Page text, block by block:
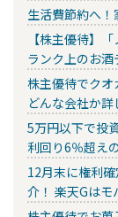
生活費節約へ
【株主優待】
ランク上のお酒
株主優待でクオ
どんな会社か
5万円以下で投
利回り6％超え
12月末に権利
介！ 楽天Gは